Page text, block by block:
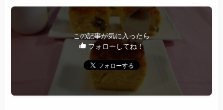
この記事が気に入ったら
フォローしてね！